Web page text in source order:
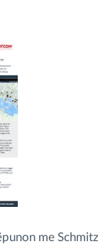
rrugor
i shoferëve
tiparet
me